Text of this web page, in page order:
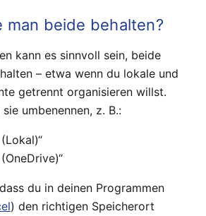
man beide behalten?
kann es sinnvoll sein, beide
– etwa wenn du lokale und
getrennt organisieren willst.
umbenennen, z. B.:
du in deinen Programmen
) den richtigen Speicherort